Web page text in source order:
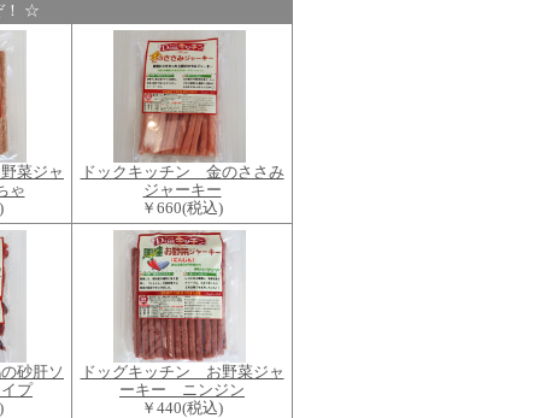
！ ☆
菜ジャ
ゃ
ドックキッチン 金のささみ
ジャーキー
￥660(税込)
砂肝ソ
プ
ドッグキッチン お野菜ジャ
ーキー ニンジン
￥440(税込)